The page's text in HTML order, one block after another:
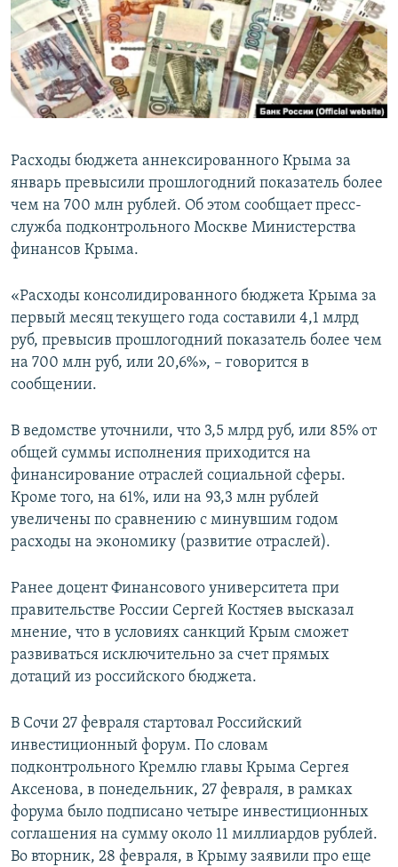
ПОБЕДИТЕЛЕЙ НЕ СУДЯТ?
КРЫМ.НЕПОКОРЕННЫЙ
ELIFBE
УКРАИНСКАЯ ПРОБЛЕМА КРЫМА
ПРИСОЕДИНЯЙТЕСЬ!
Расходы бюджета аннексированного Крыма за
январь превысили прошлогодний показатель более
чем на 700 млн рублей. Об этом сообщает пресс-
служба подконтрольного Москве Министерства
финансов Крыма.
«Расходы консолидированного бюджета Крыма за
первый месяц текущего года составили 4,1 млрд
руб, превысив прошлогодний показатель более чем
на 700 млн руб, или 20,6%», – говорится в
сообщении.
В ведомстве уточнили, что 3,5 млрд руб, или 85% от
общей суммы исполнения приходится на
финансирование отраслей социальной сферы.
Кроме того, на 61%, или на 93,3 млн рублей
увеличены по сравнению с минувшим годом
расходы на экономику (развитие отраслей).
Ранее доцент Финансового университета при
правительстве России Сергей Костяев высказал
мнение, что в условиях санкций Крым сможет
развиваться исключительно за счет прямых
дотаций из российского бюджета.
В Сочи 27 февраля стартовал Российский
инвестиционный форум. По словам
подконтрольного Кремлю главы Крыма Сергея
Аксенова, в понедельник, 27 февраля, в рамках
форума было подписано четыре инвестиционных
соглашения на сумму около 11 миллиардов рублей.
Во вторник, 28 февраля, в Крыму заявили про еще